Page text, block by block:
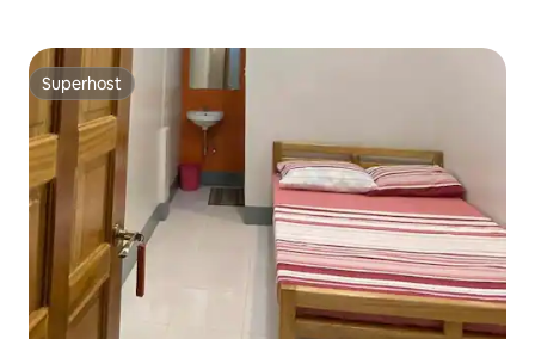
Superhost
Superhost